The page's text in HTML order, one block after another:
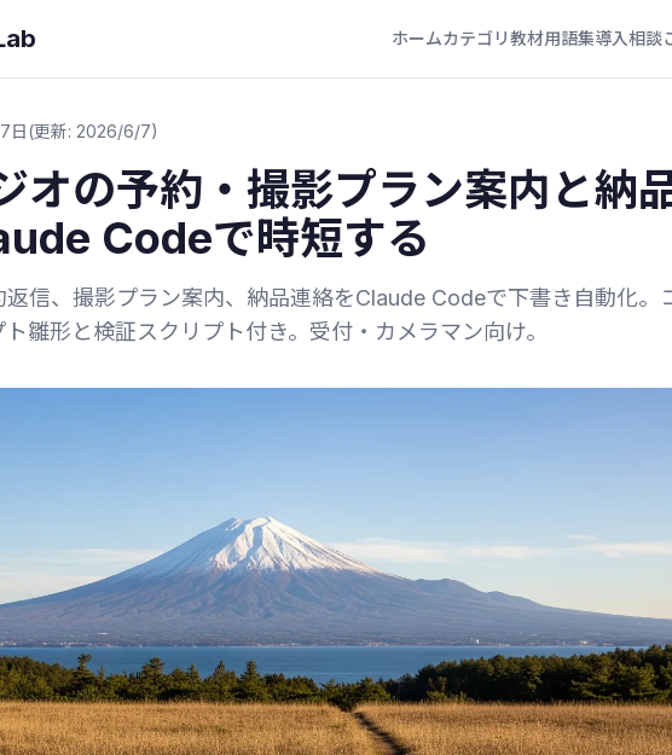
ホームカテゴリ教材用語集導入相談
日(更新: 2026/6/7)
オの予約・撮影プラン案内と納
Codeで時短する
返信、撮影プラン案内、納品連絡をClaude Codeで下書き自動化。
雛形と検証スクリプト付き。受付・カメラマン向け。